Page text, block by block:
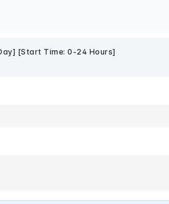
[Start Time: 0-24 Hours]